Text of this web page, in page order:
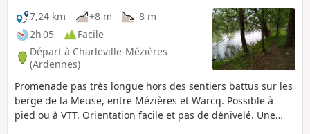
7,24 km
+8 m
-8 m
2h 05
Facile
Départ à Charleville-Mézières
(Ardennes)
Promenade pas très longue hors des sentiers battus sur les
berge de la Meuse, entre Mézières et Warcq. Possible à
pied ou à VTT. Orientation facile et pas de dénivelé. Une